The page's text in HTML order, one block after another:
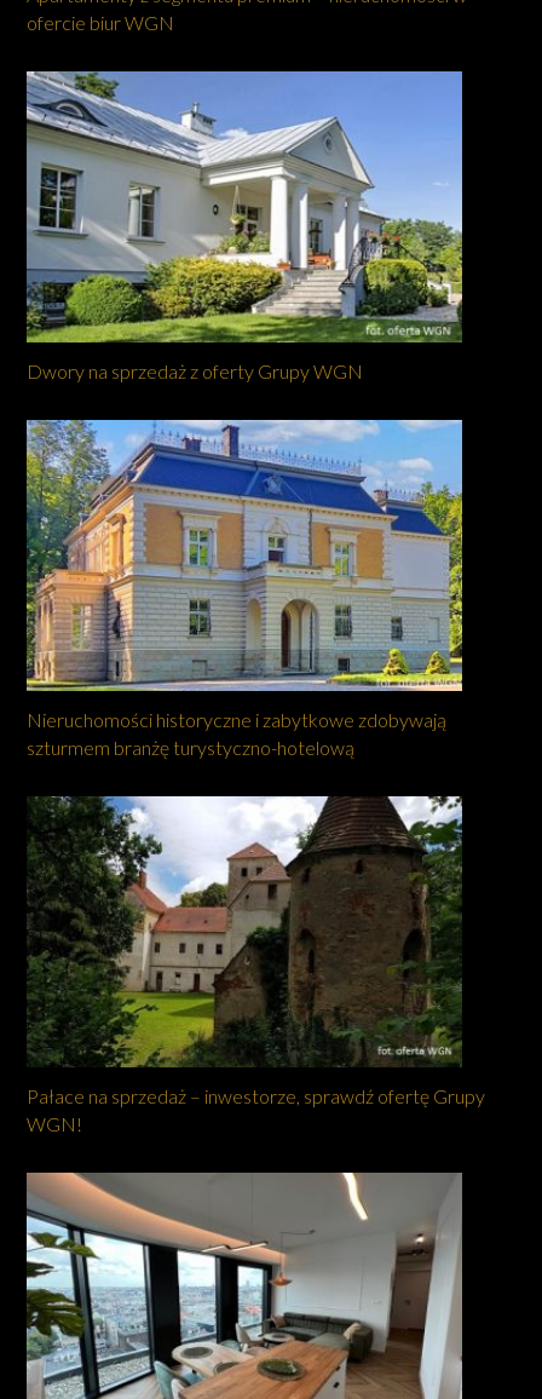
ofercie biur WGN
Dwory na sprzedaż z oferty Grupy WGN
Nieruchomości historyczne i zabytkowe zdobywają
szturmem branżę turystyczno-hotelową
Pałace na sprzedaż – inwestorze, sprawdź ofertę Grupy
WGN!